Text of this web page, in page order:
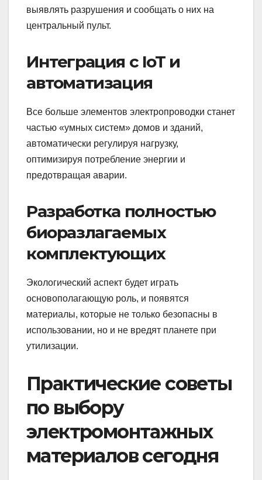
выявлять разрушения и сообщать о них на
центральный пульт.
Интеграция с IoT и
автоматизация
Все больше элементов электропроводки станет
частью «умных систем» домов и зданий,
автоматически регулируя нагрузку,
оптимизируя потребление энергии и
предотвращая аварии.
Разработка полностью
биоразлагаемых
комплектующих
Экологический аспект будет играть
основополагающую роль, и появятся
материалы, которые не только безопасны в
использовании, но и не вредят планете при
утилизации.
Практические советы
по выбору
электромонтажных
материалов сегодня